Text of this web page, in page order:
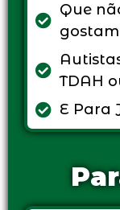
Que
TDAH
E Para